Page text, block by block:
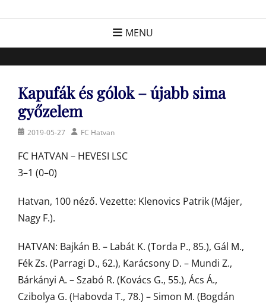
FC Hatvan
Egyesület a hatvani labdarúgásért, sportért!
MENU
Kapufák és gólok – újabb sima
győzelem
Posted2019-05-27 AuthorFC Hatvan
FC HATVAN – HEVESI LSC
3–1 (0–0)
Hatvan, 100 néző. Vezette: Klenovics Patrik (Májer,
Nagy F.).
HATVAN: Bajkán B. – Labát K. (Torda P., 85.), Gál M.,
Fék Zs. (Parragi D., 62.), Karácsony D. – Mundi Z.,
Bárkányi A. – Szabó R. (Kovács G., 55.), Ács Á.,
Czibolya G. (Habovda T., 78.) – Simon M. (Bogdán